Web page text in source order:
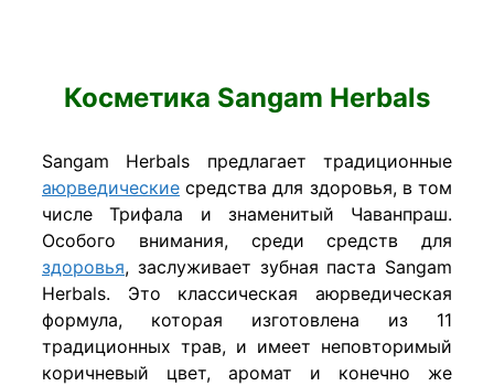
Косметика Sangam Herbals
Sangam Herbals предлагает традиционные
аюрведические средства для здоровья, в том
числе Трифала и знаменитый Чаванпраш.
Особого внимания, среди средств для
здоровья, заслуживает зубная паста Sangam
Herbals. Это классическая аюрведическая
формула, которая изготовлена из 11
традиционных трав, и имеет неповторимый
коричневый цвет, аромат и конечно же